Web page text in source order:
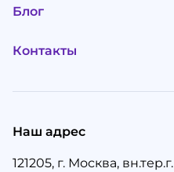
Блог
Контакты
Наш адрес
121205, г. Москва, вн.тер.г.